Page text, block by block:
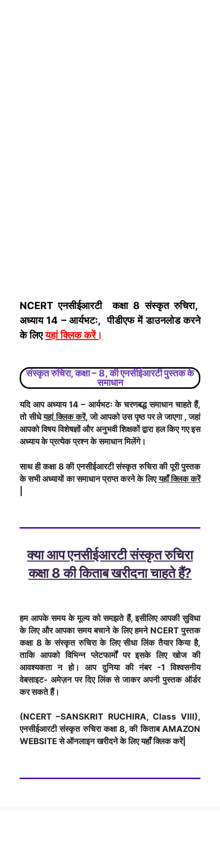
NCERT एनसीईआरटी कक्षा 8 संस्कृत रुचिरा,
अध्याय 14 – आर्यभटः, पीडीएफ में डाउनलोड करने
के लिएयहां क्लिक करें।
संस्कृत रुचिरा, कक्षा – 8, की एनसीईआरटी पुस्तक के
समाधान
यदि आप अध्याय 14 – आर्यभटः के चरणबद्ध समाधान चाहते हैं,
तो सीधेयहां क्लिक करें, जो आपको उस पृष्ठ पर ले जाएगा , जहां
आपको विषय विशेषज्ञों और अनुभवी शिक्षकों द्वारा हल किए गए इस
अध्याय के प्रत्येक प्रश्न के समाधान मिलेंगे।
साथ ही कक्षा 8 की एनसीईआरटी संस्कृत रुचिरा की पूरी पुस्तक
के सभी अध्यायों का समाधान प्राप्त करने के लिएयहाँ क्लिक करेें
क्या आप एनसीईआरटी संस्कृत रुचिरा
कक्षा 8 की किताब खरीदना चाहते हैं?
हम आपके समय के मूल्य को समझते हैं, इसीलिए आपकी सुविधा
के लिए और आपका समय बचाने के लिए हमने NCERT पुस्तक
कक्षा 8 के संस्कृत रुचिरा के लिए सीधा लिंक तैयार किया है,
ताकि आपको विभिन्न प्लेटफार्मों पर इसके लिए खोज की
आवश्यकता न हो। आप दुनिया की नंबर -1 विश्वसनीय
वेबसाइट- अमेज़न पर दिए लिंक से जाकर अपनी पुस्तक ऑर्डर
कर सकते हैं।
(NCERT –SANSKRIT RUCHIRA, Class VIII),
एनसीईआरटी संस्कृत रुचिरा कक्षा 8, की किताब AMAZON
WEBSITE से ऑनलाइन खरीदने के लिए यहाँ क्लिक करें|